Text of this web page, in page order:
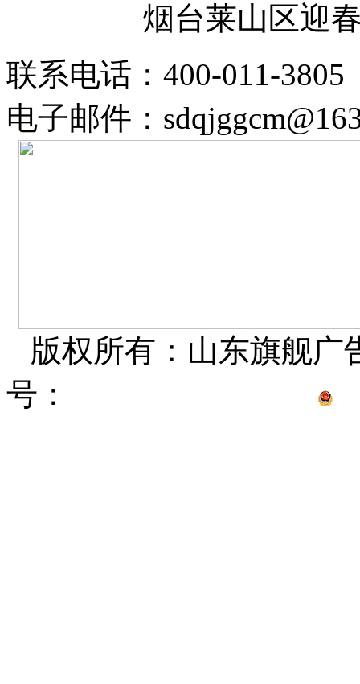
烟台莱山区迎春
联系电话：400-011-3805
电子邮件：
版权所有：山东旗舰
号：